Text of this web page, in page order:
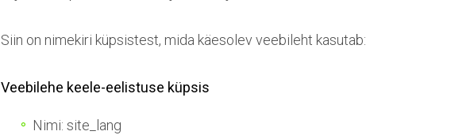
Siin on nimekiri küpsistest, mida käesolev veebileht kasutab:
Veebilehe keele-eelistuse küpsis
Nimi: site_lang